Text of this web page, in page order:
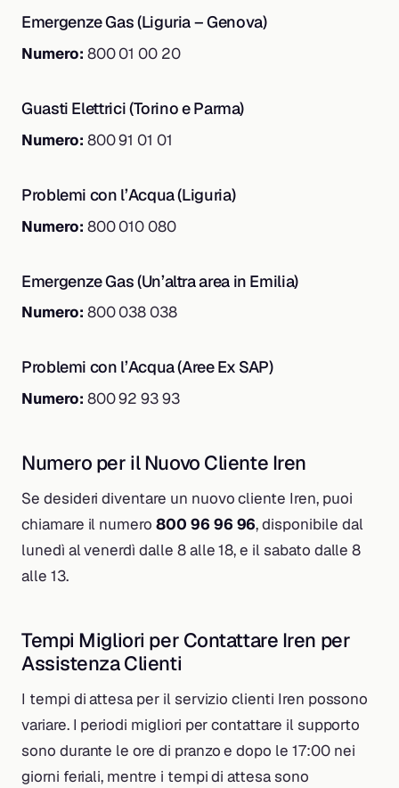
Emergenze Gas (Liguria – Genova)
Numero: 800 01 00 20
Guasti Elettrici (Torino e Parma)
Numero: 800 91 01 01
Problemi con l’Acqua (Liguria)
Numero: 800 010 080
Emergenze Gas (Un’altra area in Emilia)
Numero: 800 038 038
Problemi con l’Acqua (Aree Ex SAP)
Numero: 800 92 93 93
Numero per il Nuovo Cliente Iren
Se desideri diventare un nuovo cliente Iren, puoi
chiamare il numero800 96 96 96, disponibile dal
lunedì al venerdì dalle 8 alle 18, e il sabato dalle 8
alle 13.
Tempi Migliori per Contattare Iren per
Assistenza Clienti
I tempi di attesa per il servizio clienti Iren possono
variare. I periodi migliori per contattare il supporto
sono durante le ore di pranzo e dopo le 17:00 nei
giorni feriali, mentre i tempi di attesa sono